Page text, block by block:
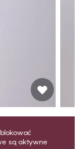
są aktywne